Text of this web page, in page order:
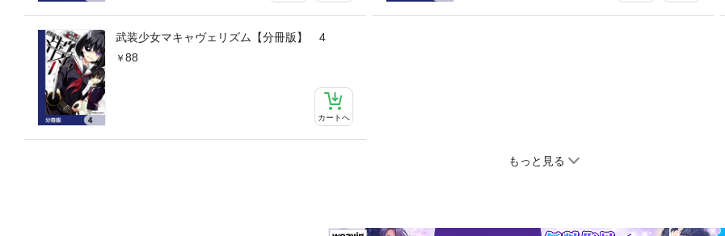
武装少女マキャヴェリズム【分冊版】 4
88
カートへ
もっと見る